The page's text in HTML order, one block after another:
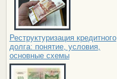
Реструктуризация кредитного
долга: понятие, условия,
основные схемы